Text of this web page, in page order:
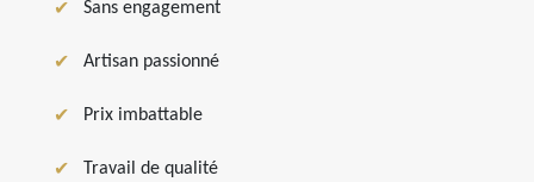
Sans engagement
Artisan passionné
Prix imbattable
Travail de qualité